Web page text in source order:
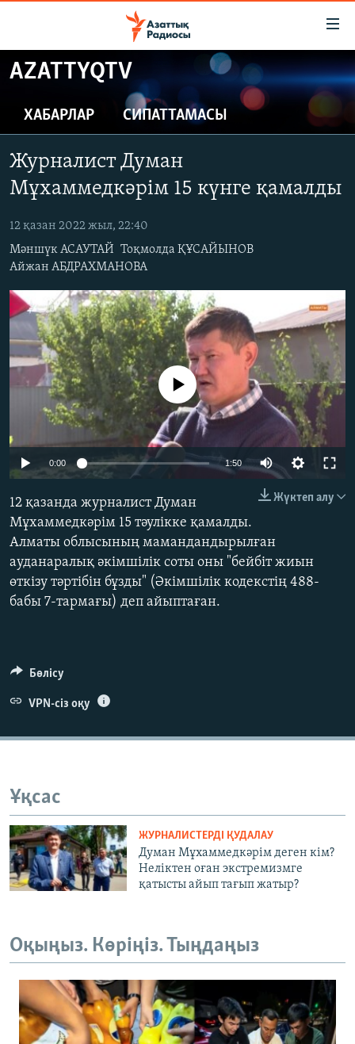
Skip
to
content
to
main
Navigation
Skip
to
Search
ЖАҢАЛЫҚТАР
САЯСАТ
ҚАҢТАР ОҚИҒАСЫ
АДАМ ҚҰҚЫҚТАРЫ
ӘЛЕУМЕТ
ӘЛЕМ
Русский
ЖАЗЫЛЫҢЫЗ
Басқа тілдерде
AZATTYQTV
ХАБАРЛАР СИПАТТАМАСЫ
Журналист Думан
Мұхаммедкәрім 15 күнге қамалды
12 қазан 2022 жыл, 22:40
Мәншүк АСАУТАЙ Тоқмолда ҚҰСАЙЫНОВ
Айжан АБДРАХМАНОВА
240p 360p
720p
No media source currently available
0:00 1:50
480p
Жүктеп алу
12 қазанда журналист Думан
Мұхаммедкәрім 15 тәулікке қамалды.
Алматы облысының мамандандырылған
ауданаралық әкімшілік соты оны "бейбіт жиын
өткізу тәртібін бұзды" (Әкімшілік кодекстің 488-
бабы 7-тармағы) деп айыптаған.
Бөлісу
VPN-сіз оқу
Ұқсас
ЖУРНАЛИСТЕРДІ ҚУДАЛАУ
Думан Мұхаммедкәрім деген кім?
Неліктен оған экстремизмге
қатысты айып тағып жатыр?
Оқыңыз. Көріңіз. Тыңдаңыз